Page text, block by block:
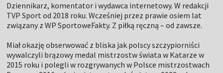
Dziennikarz, komentator i wydawca internetowy. W redakcji
TVP Sport od 2018 roku. Wcześniej przez prawie osiem lat
związany z WP SportoweFakty. Z piłką ręczną – od zawsze.
Miał okazję obserwować z bliska jak polscy szczypiorniści
wywalczyli brązowy medal mistrzostw świata w Katarze w
2015 roku i polegli w rozgrywanych w Polsce mistrzostwach